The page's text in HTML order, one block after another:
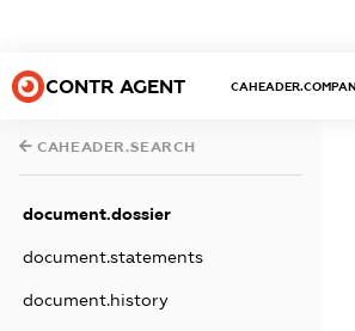
CONTR AGENT
CAHEADER.SEARCH
document.dossier
document.statements
document.history